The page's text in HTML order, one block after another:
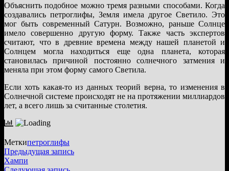
Объяснить подобное можно тремя разными способами. Когда
создавались петроглифы, Земля имела другое Светило. Это
мог быть современный Сатурн. Возможно, раньше Солнце
имело совершенно другую форму. Также часть экспертов
считают, что в древние времена между нашей планетой и
Солнцем могла находиться еще одна планета, которая
становилась причиной постоянно солнечного затмения и
меняла при этом форму самого Светила.
Если хоть какая-то из данных теорий верна, то изменения в
Солнечной системе происходят не на протяжении миллиардов
лет, а всего лишь за считанные столетия.
Меткипетроглифы
Навигация
по
Предыдущая записьПредыдущая
Хампи
Следующая